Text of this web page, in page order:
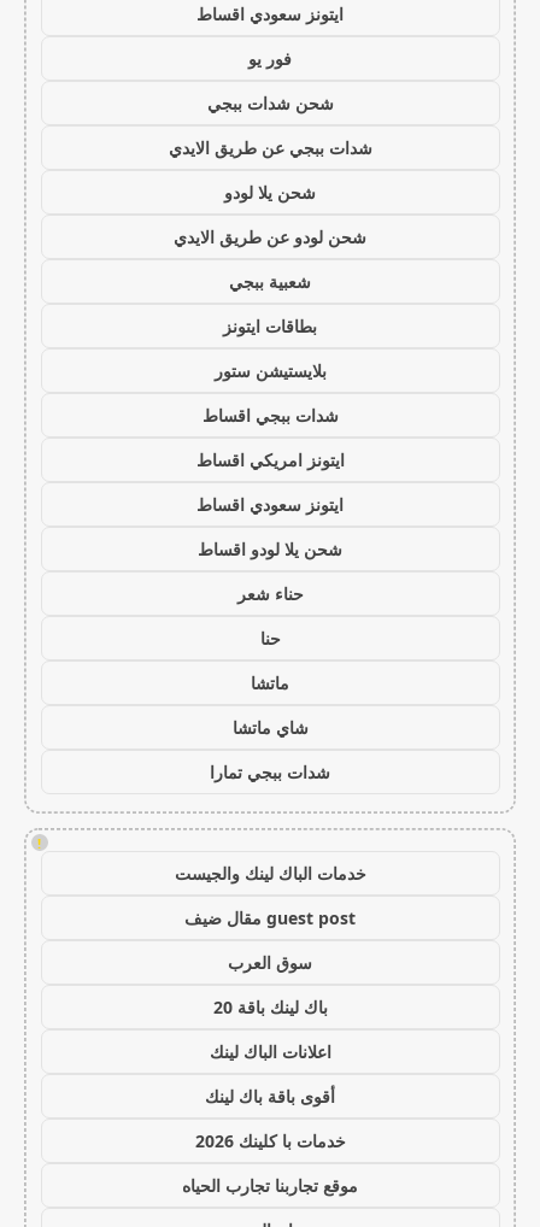
ايتونز سعودي اقساط
فور يو
شحن شدات ببجي
شدات ببجي عن طريق الايدي
شحن يلا لودو
شحن لودو عن طريق الايدي
شعبية ببجي
بطاقات ايتونز
بلايستيشن ستور
شدات ببجي اقساط
ايتونز امريكي اقساط
ايتونز سعودي اقساط
شحن يلا لودو اقساط
حناء شعر
حنا
ماتشا
شاي ماتشا
شدات ببجي تمارا
!
خدمات الباك لينك والجيست
guest post مقال ضيف
سوق العرب
باك لينك باقة 20
اعلانات الباك لينك
أقوى باقة باك لينك
خدمات با كلينك 2026
موقع تجاربنا تجارب الحياه